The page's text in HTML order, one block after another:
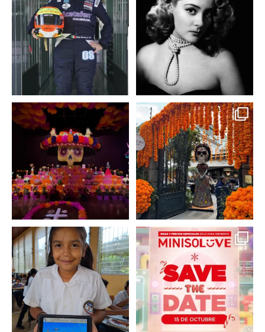
la piloto mexicana que ...
3 0
diva del cine mexicano
2 0
A partir de hoy miercoles
23 de octubre y hasta el...
2 0
No te pierdas la exhibición
de @menchaca.studio...
2 0
En un contexto donde
muchas niñas y
adolescentes...
0 0
La temporada navideña
llegó a @minisomexico...
2 0